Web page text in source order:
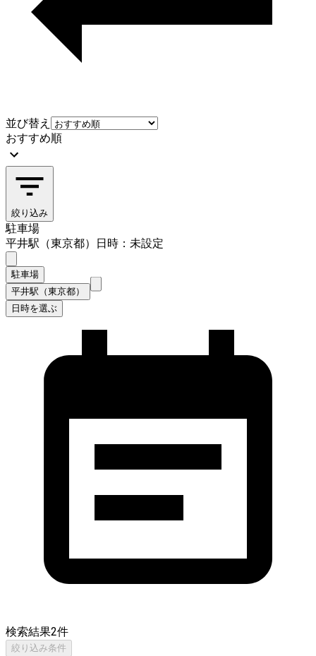
並び替え
おすすめ順
絞り込み
駐車場
平井駅（東京都）
日時：未設定
駐車場
平井駅（東京都）
日時を選ぶ
検索結果2件
絞り込み条件